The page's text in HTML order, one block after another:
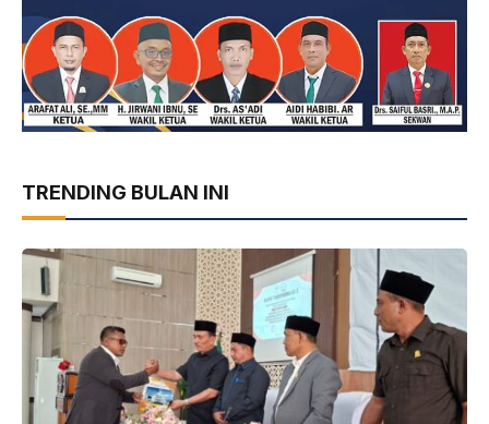
TRENDING BULAN INI